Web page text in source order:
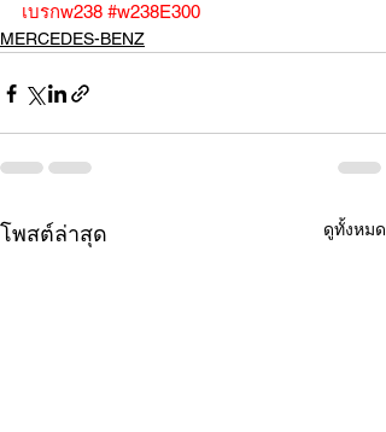
เบรกw238 #w238E300
MERCEDES-BENZ
โพสต์ล่าสุด ดูทั้งหมด